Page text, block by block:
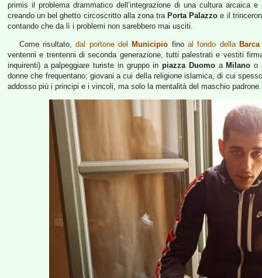
primis il problema drammatico dell’integrazione di una cultura arcaica
creando un bel ghetto circoscritto alla zona tra Porta Palazzo e il
contando che da lì i problemi non sarebbero mai usciti.
Come risultato,dal portone del Municipio finoal fondo della Barca
ventenni e trentenni di seconda generazione, tutti palestrati e vestiti
inquirenti) a palpeggiare turiste in gruppo inpiazza Duomoa Milano o
donne che frequentano; giovani a cui della religione islamica, di cui
addosso più i principi e i vincoli, ma solo la mentalità del maschio padrone.